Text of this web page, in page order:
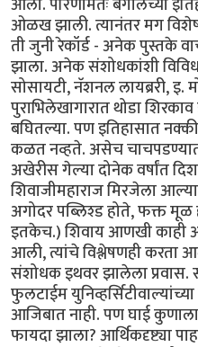
ओळख झाली. त्यानंतर मग
ती जुनी रेकॉर्ड - अनेक पुस्तके
झाला. अनेक संशोधकांशी
सोसायटी, नॅशनल लायब्ररी, इ.
पुराभिलेखागारात थोडा शिरकाव
बघितल्या. पण इतिहासात
कळत नव्हते. असेच
अखेरीस गेल्या दोनेक वर्षांत
शिवाजीमहाराज मिरजेला
अगोदर पब्लिश्ड होते, फक्त मूळ
इतकेच.) शिवाय आणखी काही
आली, त्यांचे विश्लेषणही
संशोधक इथवर झालेला
फुलटाईम
आजिबात नाही. पण घाई
फायदा झाला? आर्थिकदृष्ट्या